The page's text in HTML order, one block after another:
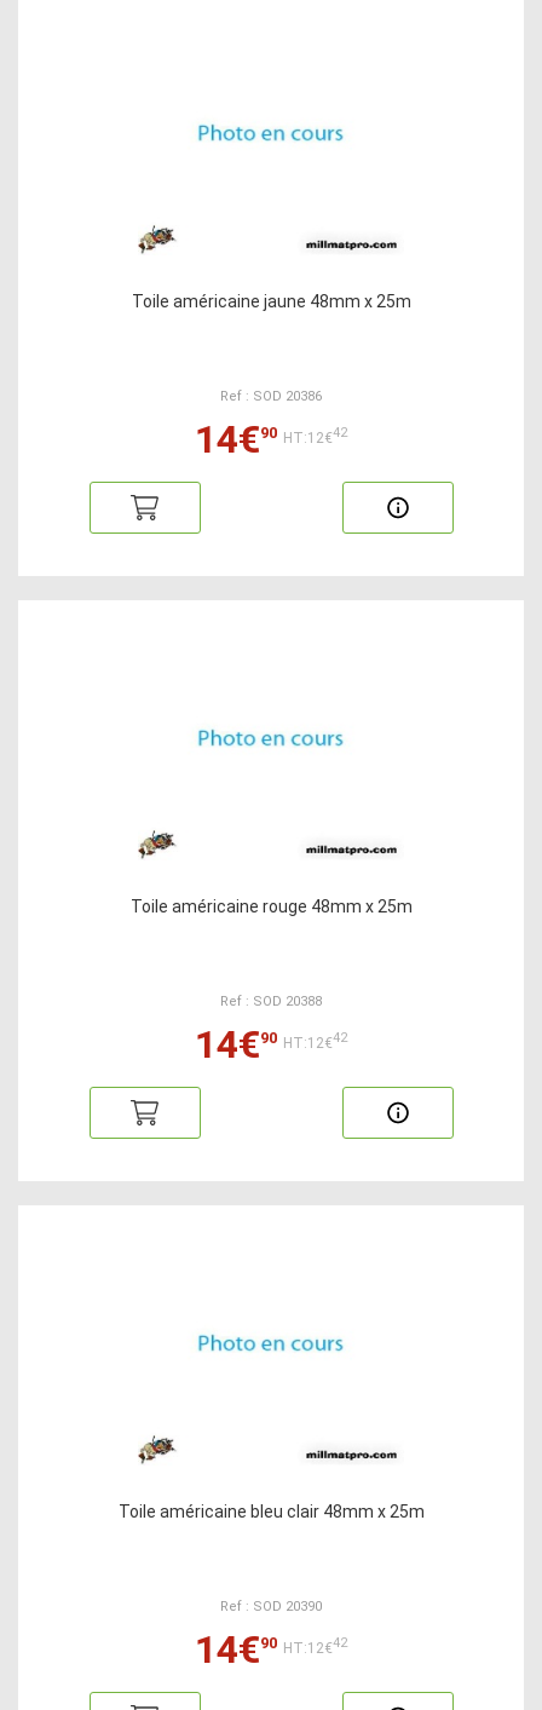
Toile américaine jaune 48mm x 25m
Ref : SOD 20386
14€90 HT:12€42
Toile américaine rouge 48mm x 25m
Ref : SOD 20388
14€90 HT:12€42
Toile américaine bleu clair 48mm x 25m
Ref : SOD 20390
14€90 HT:12€42